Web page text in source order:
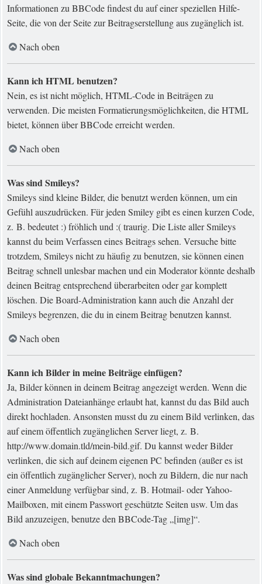
Informationen zu BBCode findest du auf einer speziellen Hilfe-
Seite, die von der Seite zur Beitragserstellung aus zugänglich ist.
Nach oben
Kann ich HTML benutzen?
Nein, es ist nicht möglich, HTML-Code in Beiträgen zu
verwenden. Die meisten Formatierungsmöglichkeiten, die HTML
bietet, können über BBCode erreicht werden.
Nach oben
Was sind Smileys?
Smileys sind kleine Bilder, die benutzt werden können, um ein
Gefühl auszudrücken. Für jeden Smiley gibt es einen kurzen Code,
z. B. bedeutet :) fröhlich und :( traurig. Die Liste aller Smileys
kannst du beim Verfassen eines Beitrags sehen. Versuche bitte
trotzdem, Smileys nicht zu häufig zu benutzen, sie können einen
Beitrag schnell unlesbar machen und ein Moderator könnte deshalb
deinen Beitrag entsprechend überarbeiten oder gar komplett
löschen. Die Board-Administration kann auch die Anzahl der
Smileys begrenzen, die du in einem Beitrag benutzen kannst.
Nach oben
Kann ich Bilder in meine Beiträge einfügen?
Ja, Bilder können in deinem Beitrag angezeigt werden. Wenn die
Administration Dateianhänge erlaubt hat, kannst du das Bild auch
direkt hochladen. Ansonsten musst du zu einem Bild verlinken, das
auf einem öffentlich zugänglichen Server liegt, z. B.
http://www.domain.tld/mein-bild.gif. Du kannst weder Bilder
verlinken, die sich auf deinem eigenen PC befinden (außer es ist
ein öffentlich zugänglicher Server), noch zu Bildern, die nur nach
einer Anmeldung verfügbar sind, z. B. Hotmail- oder Yahoo-
Mailboxen, mit einem Passwort geschützte Seiten usw. Um das
Bild anzuzeigen, benutze den BBCode-Tag „[img]“.
Nach oben
Was sind globale Bekanntmachungen?